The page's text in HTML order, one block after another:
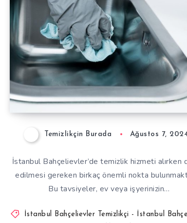
Temizlikçin Burada Ağustos 7,
İstanbul Bahçelievler’de temizlik hizmeti alırken
edilmesi gereken birkaç önemli nokta
Bu tavsiyeler, ev veya işyerinizin…
İstanbul Bahçelievler Temizlikçi - İstanbul